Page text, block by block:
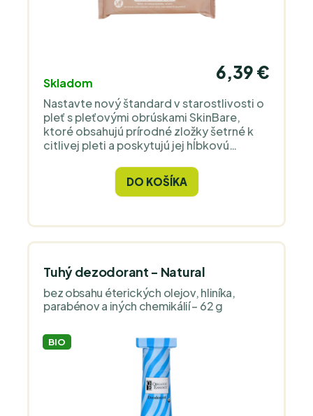
Skladom
6,39 €
Nastavte nový štandard v starostlivosti o
pleť s pleťovými obrúskami SkinBare,
ktoré obsahujú prírodné zložky šetrné k
citlivej pleti a poskytujú jej hĺbkovú
formu makeupu.
DO KOŠÍKA
Tuhý dezodorant - Natural
bez obsahu éterických olejov, hliníka,
parabénov a iných chemikálií – 62 g
BIO